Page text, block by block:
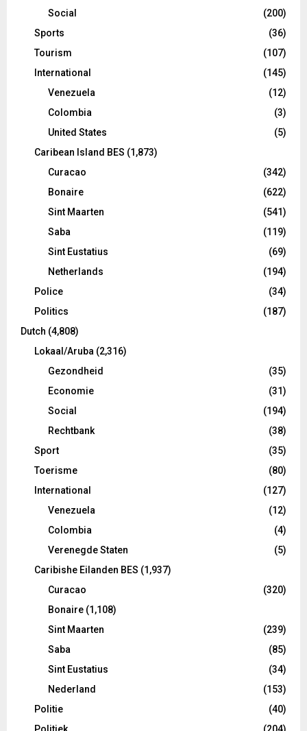
Social
(200)
Sports
(36)
Tourism
(107)
International
(145)
Venezuela
(12)
Colombia
(3)
United States
(5)
Caribean Island BES (1,873)
Curacao
(342)
Bonaire
(622)
Sint Maarten
(541)
Saba
(119)
Sint Eustatius
(69)
Netherlands
(194)
Police
(34)
Politics
(187)
Dutch (4,808)
Lokaal/Aruba (2,316)
Gezondheid
(35)
Economie
(31)
Social
(194)
Rechtbank
(38)
Sport
(35)
Toerisme
(80)
International
(127)
Venezuela
(12)
Colombia
(4)
Verenegde Staten
(5)
Caribishe Eilanden BES (1,937)
Curacao
(320)
Bonaire (1,108)
Sint Maarten
(239)
Saba
(85)
Sint Eustatius
(34)
Nederland
(153)
Politie
(40)